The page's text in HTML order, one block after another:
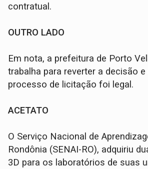
contratual.
OUTRO LADO
Em nota, a prefeitura de Porto
trabalha para reverter a decisão
processo de licitação foi legal.
ACETATO
O Serviço Nacional de
Rondônia (SENAI-RO), adquiriu
3D para os laboratórios de suas